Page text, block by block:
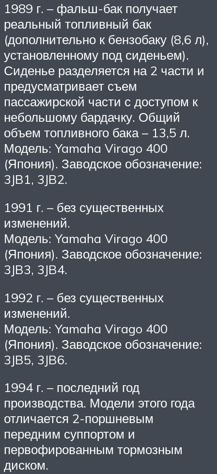
1989 г. – фальш-бак получает
реальный топливный бак
(дополнительно к бензобаку (8,6 л),
установленному под сиденьем).
Сиденье разделяется на 2 части и
предусматривает съем
пассажирской части с доступом к
небольшому бардачку. Общий
объем топливного бака – 13,5 л.
Модель: Yamaha Virago 400
(Япония). Заводское обозначение:
3JB1, 3JB2.
1991 г. – без существенных
изменений.
Модель: Yamaha Virago 400
(Япония). Заводское обозначение:
3JB3, 3JB4.
1992 г. – без существенных
изменений.
Модель: Yamaha Virago 400
(Япония). Заводское обозначение:
3JB5, 3JB6.
1994 г. – последний год
производства. Модели этого года
отличается 2-поршневым
передним суппортом и
первофированным тормозным
диском.